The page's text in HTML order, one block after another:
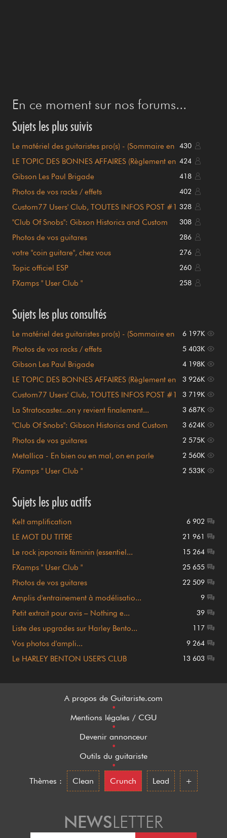
En ce moment sur nos forums...
Sujets les plus suivis
Le matériel des guitaristes pro(s) - (Sommaire en
430
LE TOPIC DES BONNES AFFAIRES (Règlement en 424
Gibson Les Paul Brigade 418
Photos de vos racks / effets 402
Custom77 Users' Club, TOUTES INFOS POST #1 328
"Club Of Snobs": Gibson Historics and Custom
308
Photos de vos guitares 286
votre "coin guitare", chez vous 276
Topic officiel ESP 260
FXamps " User Club " 258
Sujets les plus consultés
Le matériel des guitaristes pro(s) - (Sommaire en
6 197K
Photos de vos racks / effets 5 403K
Gibson Les Paul Brigade 4 198K
LE TOPIC DES BONNES AFFAIRES (Règlement en
3 926K
Custom77 Users' Club, TOUTES INFOS POST #1
3 719K
La Stratocaster...on y revient finalement... 3 687K
"Club Of Snobs": Gibson Historics and Custom
3 624K
Photos de vos guitares 2 575K
Metallica - En bien ou en mal, on en parle 2 560K
FXamps " User Club " 2 533K
Sujets les plus actifs
Kelt amplification 6 902
LE MOT DU TITRE 21 961
Le rock japonais féminin (essentiel... 15 264
FXamps " User Club " 25 655
Photos de vos guitares 22 509
Amplis d'entrainement à modélisatio... 9
Petit extrait pour avis – Nothing e... 39
Liste des upgrades sur Harley Bento... 117
Vos photos d'ampli... 9 264
Le HARLEY BENTON USER'S CLUB 13 603
A propos de Guitariste.com
•
Mentions légales / CGU
•
Devenir annonceur
•
Outils du guitariste
•
Thèmes :
Clean Crunch Lead +
NEWSLETTER